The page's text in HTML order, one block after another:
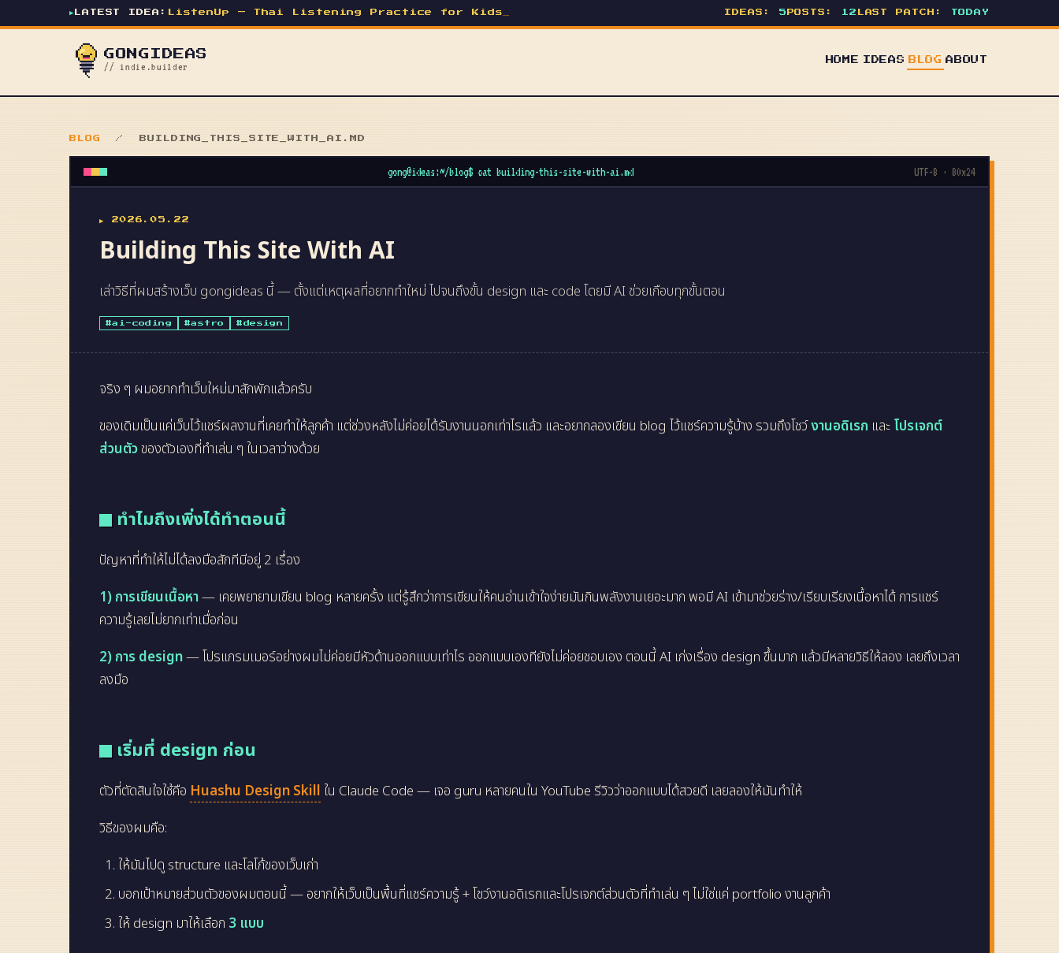
▶ LATEST IDEA: ListenUp — Thai Listening Practice for Kids IDEAS: 5 POSTS: 12 LAST PATCH: TODAY
GONGIDEAS
// indie.builder
HOME IDEAS BLOG ABOUT
BLOG / BUILDING_THIS_SITE_WITH_AI.MD
gong@ideas:~/blog$ cat building-this-site-with-ai.md UTF-8 · 80x24
▶ 2026.05.22
Building This Site With AI
เล่าวิธีที่ผมสร้างเว็บ gongideas นี้ — ตั้งแต่เหตุผลที่อยากทำใหม่ ไปจนถึงขั้น design และ code โดยมี AI ช่วยเกือบทุกขั้นตอน
#ai-coding #astro #design
จริง ๆ ผมอยากทำเว็บใหม่มาสักพักแล้วครับ
ของเดิมเป็นแค่เว็บไว้แชร์ผลงานที่เคยทำให้ลูกค้า แต่ช่วงหลังไม่ค่อยได้รับงานนอกเท่าไรแล้ว และอยากลองเขียน blog ไว้แชร์ความรู้บ้าง รวมถึงโชว์งานอดิเรก และโปรเจกต์
ส่วนตัวของตัวเองที่ทำเล่น ๆ ในเวลาว่างด้วย
ทำไมถึงเพิ่งได้ทำตอนนี้
ปัญหาที่ทำให้ไม่ได้ลงมือสักทีมีอยู่ 2 เรื่อง
1) การเขียนเนื้อหา— เคยพยายามเขียน blog หลายครั้ง แต่รู้สึกว่าการเขียนให้คนอ่านเข้าใจง่ายมันกินพลังงานเยอะมาก พอมี AI เข้ามาช่วยร่าง/เรียบเรียงเนื้อหาได้ การแชร์
ความรู้เลยไม่ยากเท่าเมื่อก่อน
2) การ design— โปรแกรมเมอร์อย่างผมไม่ค่อยมีหัวด้านออกแบบเท่าไร ออกแบบเองทียังไม่ค่อยชอบเอง ตอนนี้ AI เก่งเรื่อง design ขึ้นมาก แล้วมีหลายวิธีให้ลอง เลยถึงเวลา
ลงมือ
เริ่มที่ design ก่อน
ตัวที่ตัดสินใจใช้คือ Huashu Design Skill ใน Claude Code — เจอ guru หลายคนใน YouTube รีวิวว่าออกแบบได้สวยดี เลยลองให้มันทำให้
วิธีของผมคือ:
ให้มันไปดู structure และโลโก้ของเว็บเก่า
บอกเป้าหมายส่วนตัวของผมตอนนี้ — อยากให้เว็บเป็นพื้นที่แชร์ความรู้ + โชว์งานอดิเรกและโปรเจกต์ส่วนตัวที่ทำเล่น ๆ ไม่ใช่แค่ portfolio งานลูกค้า
ให้ design มาให้เลือก 3 แบบ